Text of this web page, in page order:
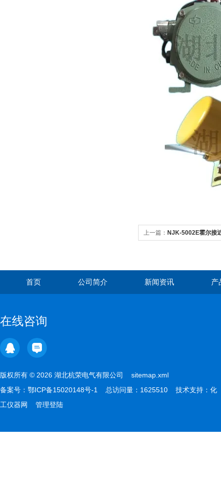
上一篇： NJK-5002E霍尔接
首页 公司简介 新闻资讯 产
在线咨询
版权所有 © 2026 湖北杭荣电气有限公司 sitemap.xml
备案号： 鄂ICP备15020148号-1 总访问量：1625510 技术支持： 化
工仪器网
管理登陆